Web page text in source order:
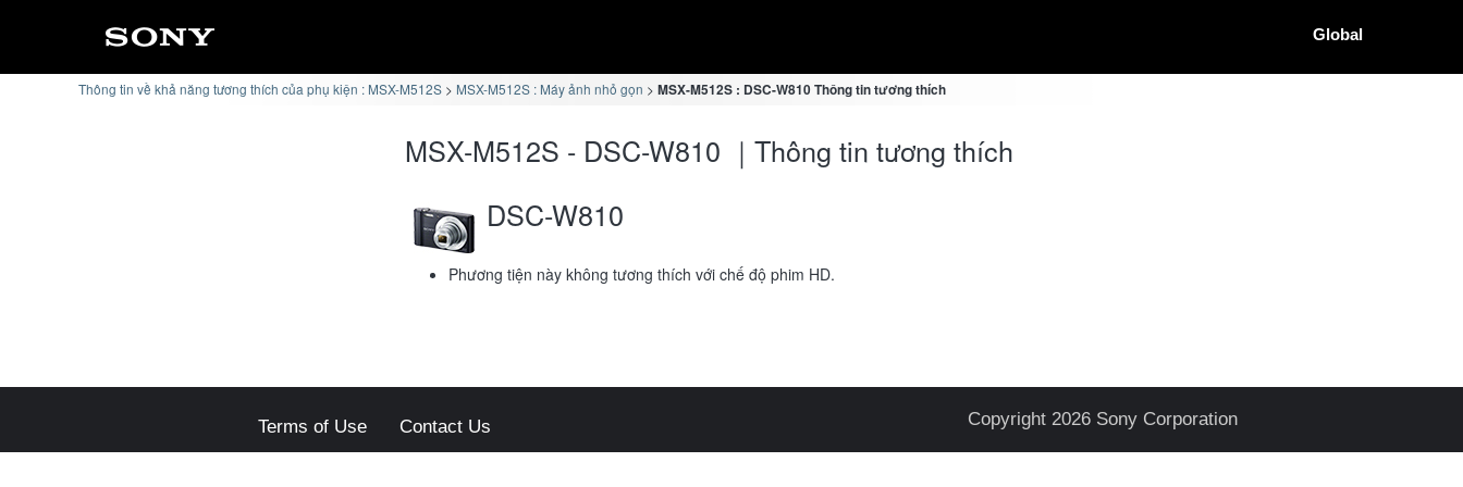
Global
Thông tin về khả năng tương thích của phụ kiện : MSX-M512S MSX-M512S : Máy ảnh nhỏ gọn MSX-M512S : DSC-W810 Thông tin tương thích
MSX-M512S - DSC-W810 ｜Thông tin tương thích
DSC-W810
Phương tiện này không tương thích với chế độ phim HD.
Terms of Use Contact Us Copyright 2026 Sony Corporation